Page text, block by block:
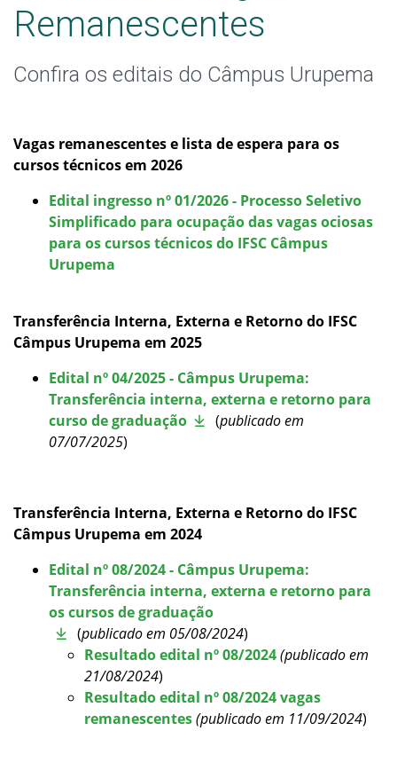
Mestrado
Processo de Inscrição
Resultados
Resultado das vagas remanescentes
Como posso estudar no IFSC?
Processos Seletivos
Inscrições e acompanhamento
Orientações para Matrícula
Vagas Ociosas
Remanescentes
Confira os editais do Câmpus Urupema
Vagas remanescentes e lista de espera para os
cursos técnicos em 2026
Edital ingresso nº 01/2026 - Processo Seletivo
Simplificado para ocupação das vagas ociosas
para os cursos técnicos do IFSC Câmpus
Urupema
Transferência Interna, Externa e Retorno do IFSC
Câmpus Urupema em 2025
Edital nº 04/2025 - Câmpus Urupema:
Transferência interna, externa e retorno para
curso de graduação
(publicado em
07/07/2025)
Transferência Interna, Externa e Retorno do IFSC
Câmpus Urupema em 2024
Edital nº 08/2024 - Câmpus Urupema:
Transferência interna, externa e retorno para
os cursos de graduação
(publicado em 05/08/2024)
Resultado edital nº 08/2024(publicado em
21/08/2024)
Resultado edital nº 08/2024 vagas
remanescentes(publicado em 11/09/2024)